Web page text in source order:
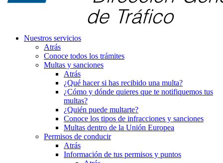
Nuestros servicios
Atrás
Conoce todos los trámites
Multas y sanciones
Atrás
¿Qué hacer si has recibido una multa?
¿Cómo y dónde quieres que te notifiquemos tus
multas?
¿Quién puede multarte?
Conoce los tipos de infracciones y sanciones
Multas dentro de la Unión Europea
Permisos de conducir
Atrás
Información de tus permisos y puntos